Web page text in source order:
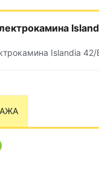
Islandia 42/